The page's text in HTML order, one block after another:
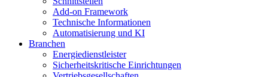
Add-on Framework
Technische Informationen
Automatisierung und KI
Branchen
Energiedienstleister
Sicherheitskritische Einrichtungen